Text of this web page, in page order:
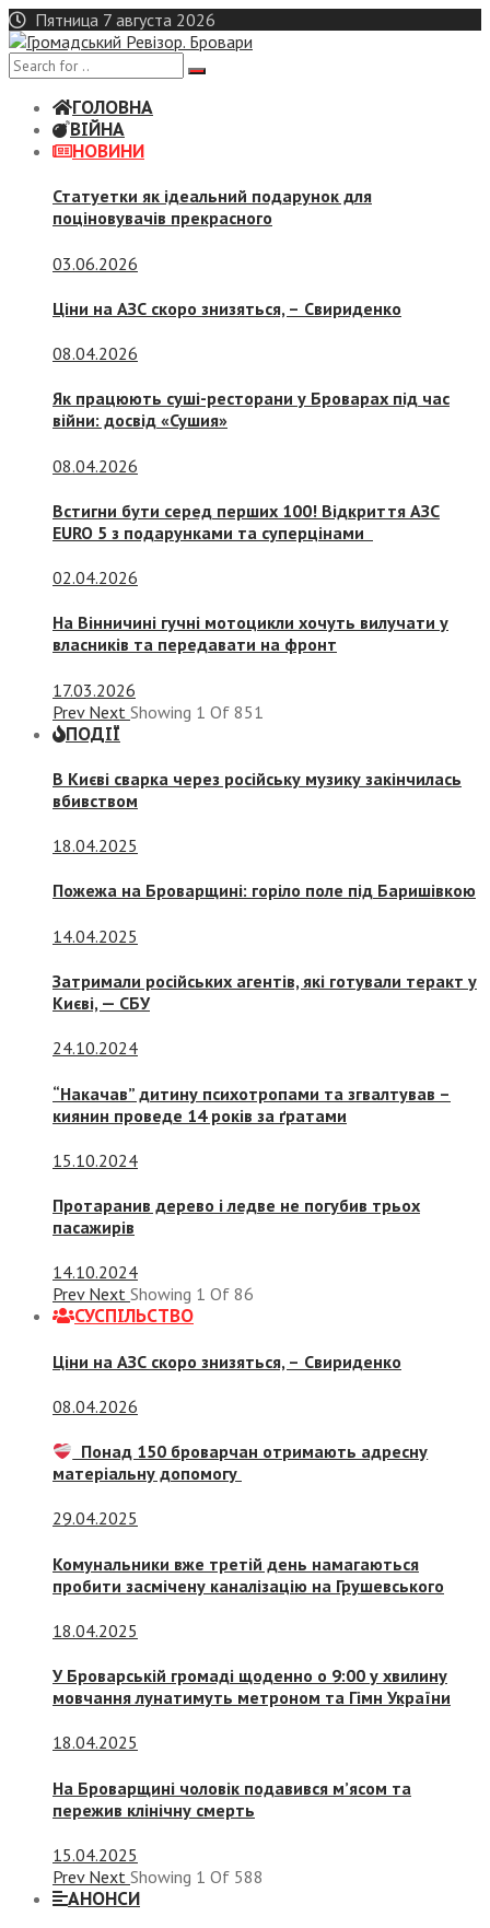
Skip
to
content
Пятница 7 августа 2026
ГОЛОВНА
ВІЙНА
НОВИНИ
Статуетки як ідеальний подарунок для
поціновувачів прекрасного
03.06.2026
Ціни на АЗС скоро знизяться, – Свириденко
08.04.2026
Як працюють суші-ресторани у Броварах під час
війни: досвід «Сушия»
08.04.2026
Встигни бути серед перших 100! Відкриття АЗС
EURO 5 з подарунками та суперцінами
02.04.2026
На Вінничині гучні мотоцикли хочуть вилучати у
власників та передавати на фронт
17.03.2026
Prev Next Showing 1 Of 851
ПОДІЇ
В Києві сварка через російську музику закінчилась
вбивством
18.04.2025
Пожежа на Броварщині: горіло поле під Баришівкою
14.04.2025
Затримали російських агентів, які готували теракт у
Києві, — СБУ
24.10.2024
“Накачав” дитину психотропами та згвалтував –
киянин проведе 14 років за ґратами
15.10.2024
Протаранив дерево і ледве не погубив трьох
пасажирів
14.10.2024
Prev Next Showing 1 Of 86
СУСПIЛЬСТВО
Ціни на АЗС скоро знизяться, – Свириденко
08.04.2026
Понад 150 броварчан отримають адресну
матеріальну допомогу
29.04.2025
Комунальники вже третій день намагаються
пробити засмічену каналізацію на Грушевського
18.04.2025
У Броварській громаді щоденно о 9:00 у хвилину
мовчання лунатимуть метроном та Гімн України
18.04.2025
На Броварщині чоловік подавився м’ясом та
пережив клінічну смерть
15.04.2025
Prev Next Showing 1 Of 588
АНОНСИ